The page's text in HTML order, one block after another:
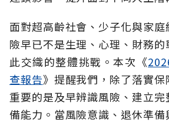
面對超高齡社會、少子化與家
險早已不是生理、心理、財務
此交織的整體挑戰。本次《
查報告》提醒我們，除了落實
重要的是及早辨識風險、建立
備能力。當風險意識、退休準備